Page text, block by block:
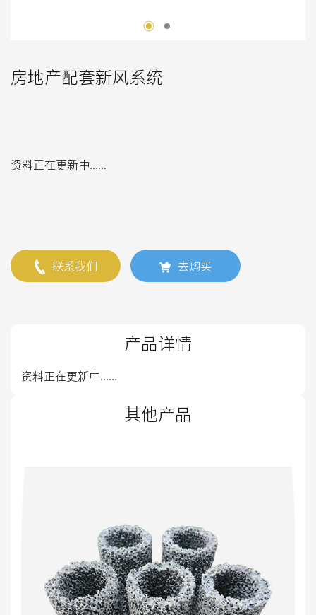
房地产配套新风系统
资料正在更新中......
联系我们 去购买
产品详情
资料正在更新中......
其他产品